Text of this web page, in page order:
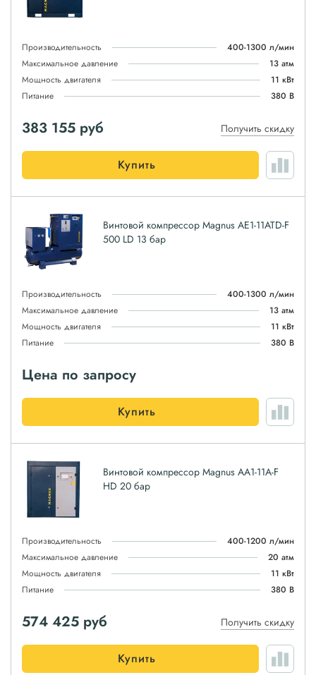
Производительность
400-1300 л/мин
Максимальное давление
13 атм
Мощность двигателя
11 кВт
Питание
380 В
383 155 руб Получить скидку
Купить
Винтовой компрессор Magnus АЕ1-11ATD-F
500 LD 13 бар
Производительность
400-1300 л/мин
Максимальное давление
13 атм
Мощность двигателя
11 кВт
Питание
380 В
Цена по запросу
Купить
Винтовой компрессор Magnus АА1-11A-F
HD 20 бар
Производительность
400-1200 л/мин
Максимальное давление
20 атм
Мощность двигателя
11 кВт
Питание
380 В
574 425 руб Получить скидку
Купить